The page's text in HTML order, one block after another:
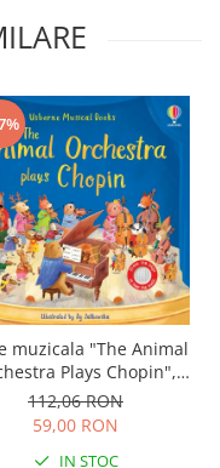
muzicala "The Animal
Plays Chopin",
cartonata, Usborne
112,06 RON
59,00 RON
IN STOC